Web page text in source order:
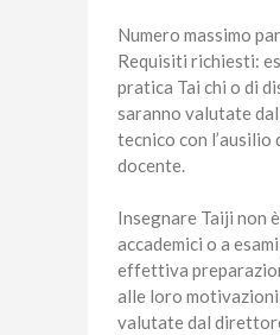
Numero massimo
Requisiti richiesti:
pratica Tai chi o di
saranno valutate
tecnico con l’ausilio
docente.
Insegnare Taiji non
accademici o a
effettiva
alle loro
valutate dal